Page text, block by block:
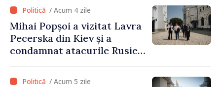
talibană. Aprobarea acestei
vizite a fost o eroare de
evaluare și de coordonare
instituțională”
/ Acum 4 zile
Mihai Popșoi a vizitat Lavra
Pecerska din Kiev și a
condamnat atacurile Rusiei
cultural al Ucrainei
/ Acum 5 zile